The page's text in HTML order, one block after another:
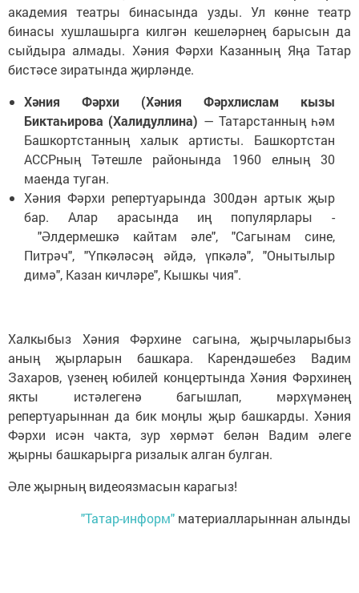
академия театры бинасында узды. Ул көнне театр
бинасы хушлашырга килгән кешеләрнең барысын да
сыйдыра алмады. Хәния Фәрхи Казанның Яңа Татар
бистәсе зиратында җирләнде.
Хәния Фәрхи (Хәния Фәрхлислам кызы
Биктаһирова (Халидуллина) — Татарстанның һәм
Башкортстанның халык артисты. Башкортстан
АССРның Тәтешле районында 1960 елның 30
маенда туган.
Хәния Фәрхи репертуарында 300дән артык җыр
бар. Алар арасында иң популярлары -
"Әлдермешкә кайтам әле", "Сагынам сине,
Питрәч", "Үпкәләсәң әйдә, үпкәлә", "Онытылыр
димә", Казан кичләре", Кышкы чия".
Халкыбыз Хәния Фәрхине сагына, җырчыларыбыз
аның җырларын башкара. Карендәшебез Вадим
Захаров, үзенең юбилей концертында Хәния Фәрхинең
якты истәлегенә багышлап, мәрхүмәнең
репертуарыннан да бик моңлы җыр башкарды. Хәния
Фәрхи исән чакта, зур хөрмәт белән Вадим әлеге
җырны башкарырга ризалык алган булган.
Әле җырның видеоязмасын карагыз!
"Татар-информ" материалларыннан алынды